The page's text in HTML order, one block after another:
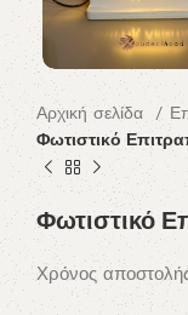
Αρχική σελίδα
Φωτιστικό
Φωτιστικό
Χρόνος